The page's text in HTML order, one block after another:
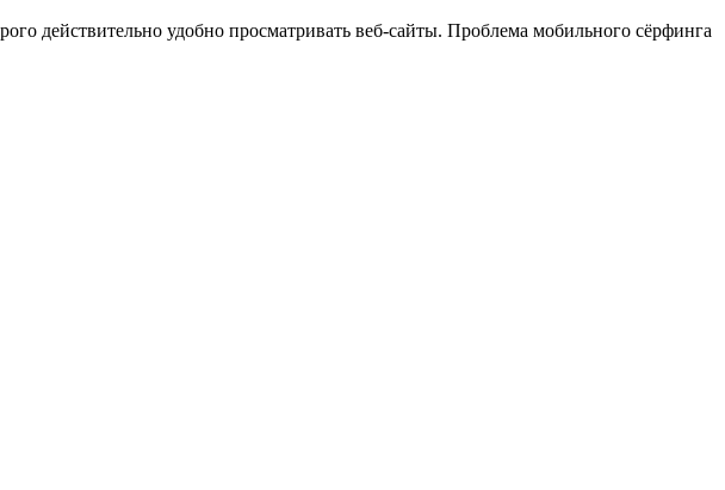
действительно удобно просматривать веб-сайты. Проблема мобильного сёрфинга